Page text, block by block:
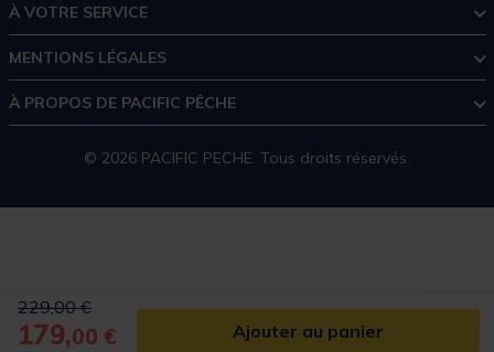
Price reduced from
229,00 €to
179,00 € Ajouter au panier
À VOTRE SERVICE
MENTIONS LÉGALES
À PROPOS DE PACIFIC PÊCHE
© 2026 PACIFIC PECHE. Tous droits réservés.